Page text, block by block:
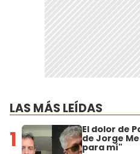
LAS MÁS LEÍDAS
1 El dolor de
de Jorge
para mí"